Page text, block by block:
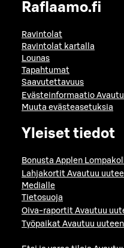
Raflaamo.fi
Ravintolat
Ravintolat kartalla
Lounas
Tapahtumat
Saavutettavuus
Evästeinformaatio
Muuta evästeasetuksia
Yleiset tiedot
Bonusta Applen
Lahjakortit Avautuu
Medialle
Tietosuoja
Oiva-raportit Avautuu
Työpaikat Avautuu